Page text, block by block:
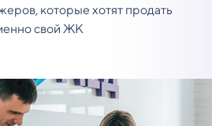
которые хотят продать
свой ЖК